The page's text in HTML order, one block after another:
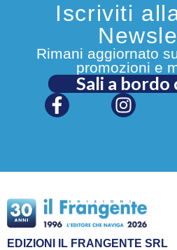
Iscriviti
Rimani aggiornato
promozioni e
Sali a bordo
EDIZIONI IL FRANGENTE SRL